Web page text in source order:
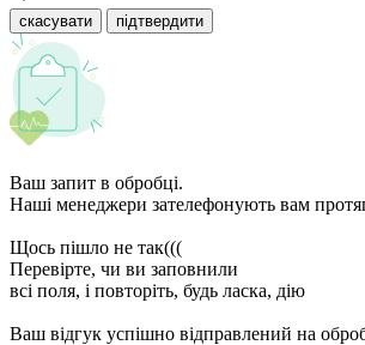
скасувати підтвердити
Ваш запит в обробці.
Наші менеджери зателефонують вам
Щось пішло не так(((
Перевірте, чи ви заповнили
всі поля, і повторіть, будь ласка, дію
Ваш відгук успішно відправлений на